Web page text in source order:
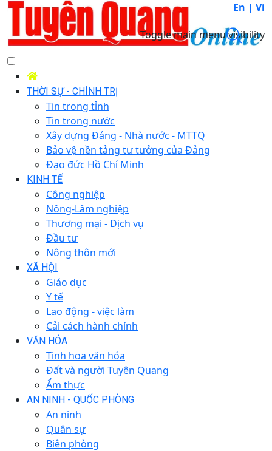
En | Vi
Toggle main menu visibility
THỜI SỰ - CHÍNH TRỊ
Tin trong tỉnh
Tin trong nước
Xây dựng Đảng - Nhà nước - MTTQ
Bảo vệ nền tảng tư tưởng của Đảng
Đạo đức Hồ Chí Minh
KINH TẾ
Công nghiệp
Nông-Lâm nghiệp
Thương mại - Dịch vụ
Đầu tư
Nông thôn mới
XÃ HỘI
Giáo dục
Y tế
Lao động - việc làm
Cải cách hành chính
VĂN HÓA
Tinh hoa văn hóa
Đất và người Tuyên Quang
Ẩm thực
AN NINH - QUỐC PHÒNG
An ninh
Quân sự
Biên phòng